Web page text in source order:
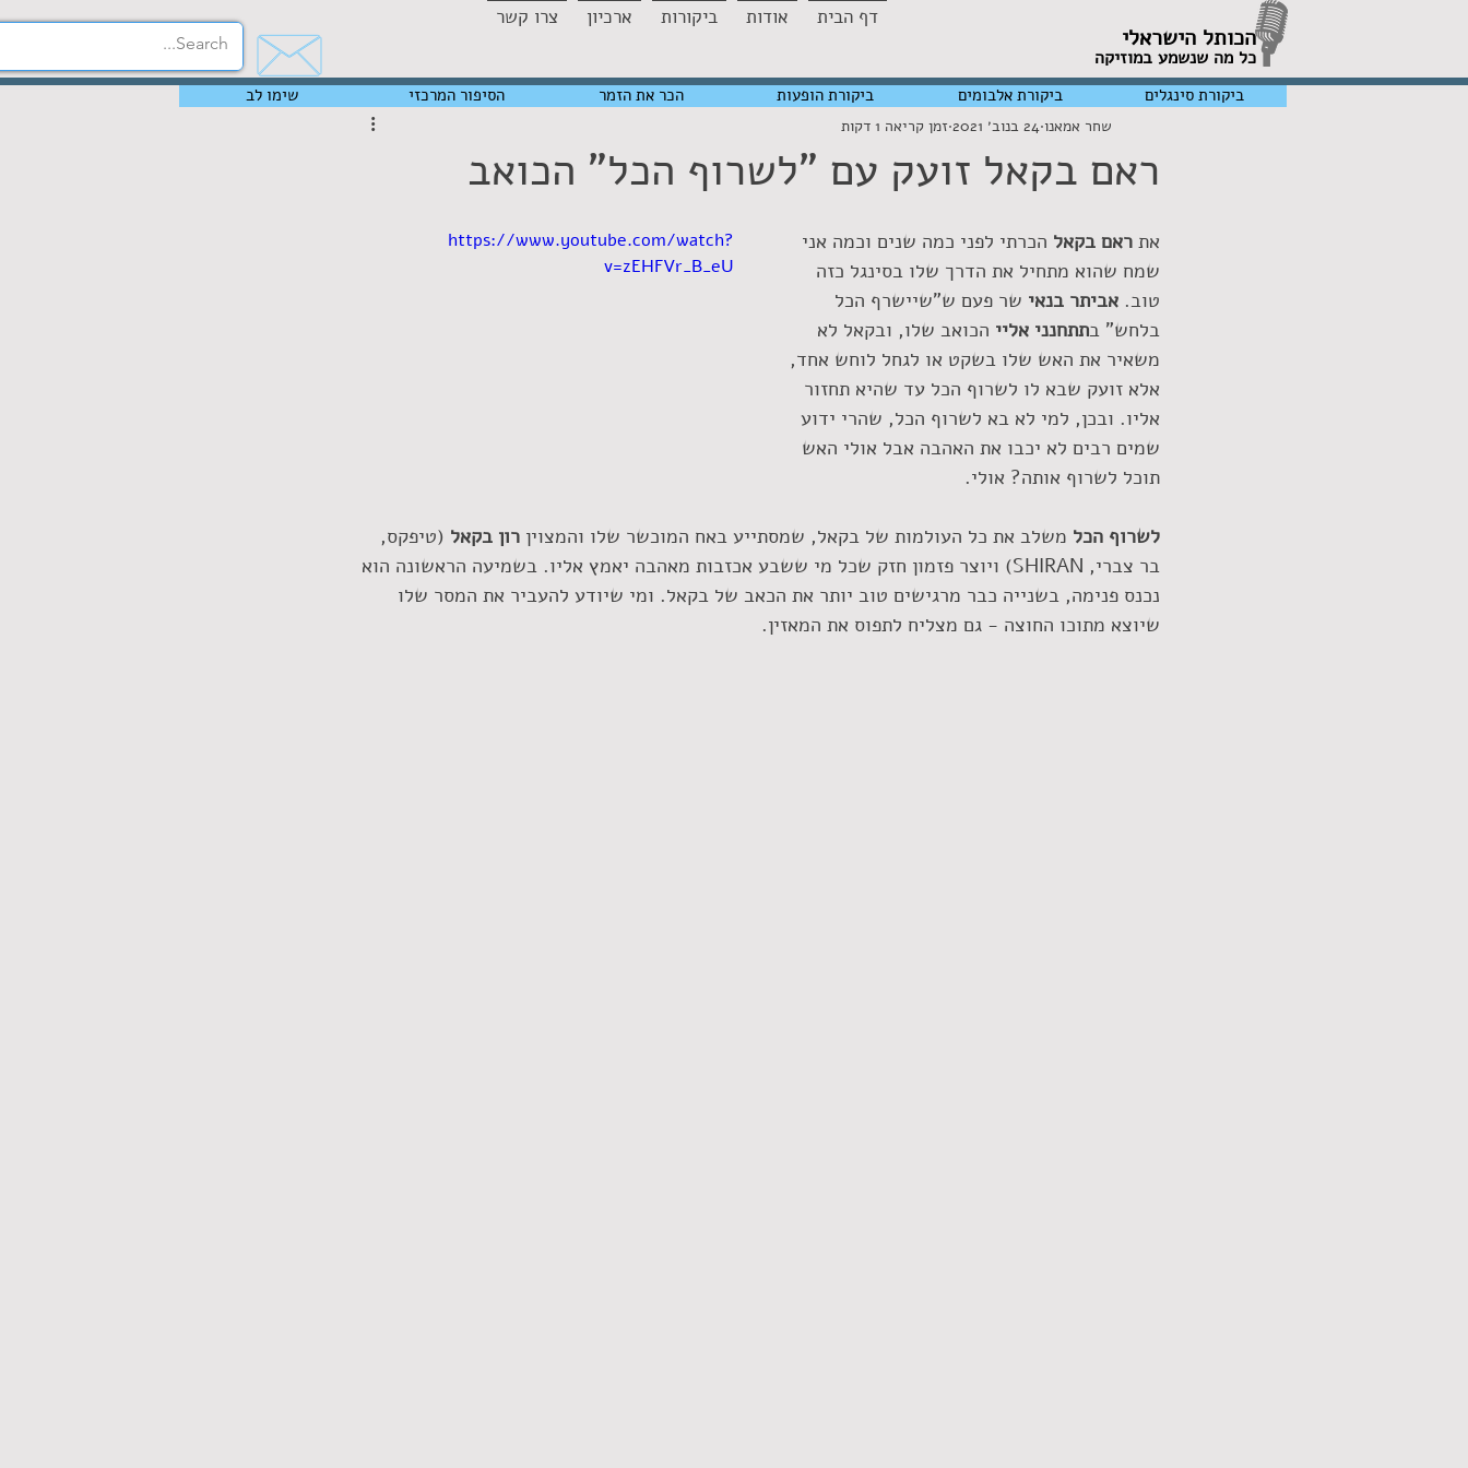
הכותל הישראלי
כל מה שנשמע במוזיקה
דף הבית אודות ביקורות ארכיון צרו קשר
ראם בקאל זועק עם "לשרוף הכל" הכואב
שחר אמאנו 24 בנוב׳ 2021 זמן קריאה 1 דקות
https://www.youtube.com/watch?
v=zEHFVr_B_eU
את ראם בקאל הכרתי לפני כמה שנים וכמה אני
שמח שהוא מתחיל את הדרך שלו בסינגל כזה
טוב. אביתר בנאי שר פעם ש"שיישרף הכל
בלחש" בתתחנני אליי הכואב שלו, ובקאל לא
משאיר את האש שלו בשקט או לגחל לוחש אחד,
אלא זועק שבא לו לשרוף הכל עד שהיא תחזור
אליו. ובכן, למי לא בא לשרוף הכל, שהרי ידוע
שמים רבים לא יכבו את האהבה אבל אולי האש
תוכל לשרוף אותה? אולי.
לשרוף הכל משלב את כל העולמות של בקאל, שמסתייע באח המוכשר שלו והמצוין רון בקאל (טיפקס,
בר צברי, SHIRAN) ויוצר פזמון חזק שכל מי ששבע אכזבות מאהבה יאמץ אליו. בשמיעה הראשונה הוא
נכנס פנימה, בשנייה כבר מרגישים טוב יותר את הכאב של בקאל. ומי שיודע להעביר את המסר שלו
שיוצא מתוכו החוצה - גם מצליח לתפוס את המאזין.
שימו לב הסיפור המרכזי הכר את הזמר ביקורת הופעות ביקורת אלבומים ביקורת סינגלים